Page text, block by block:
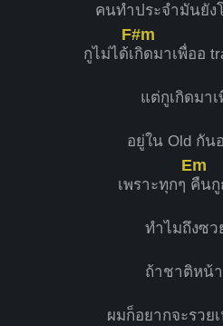
คนทำประจำมันยัง
กูไม่ได้เ
F#m
กิดมาเพื่ออ
แต่กูเกิดมา
อยู่ใน Old กัน
เพราะทุกๆ
Em
คืนกู
ทำไมถึงซว
ถ้าชาติหน้า
ผมก็อยากจะรวย